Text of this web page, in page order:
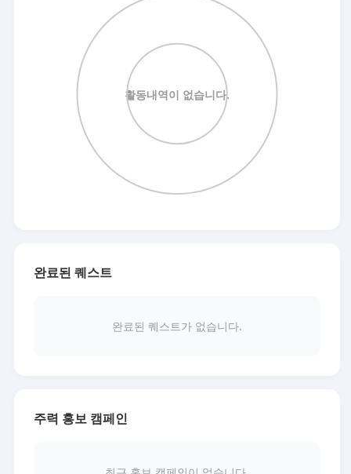
완료된 퀘스트
완료된 퀘스트가 없습니다.
주력 홍보 캠페인